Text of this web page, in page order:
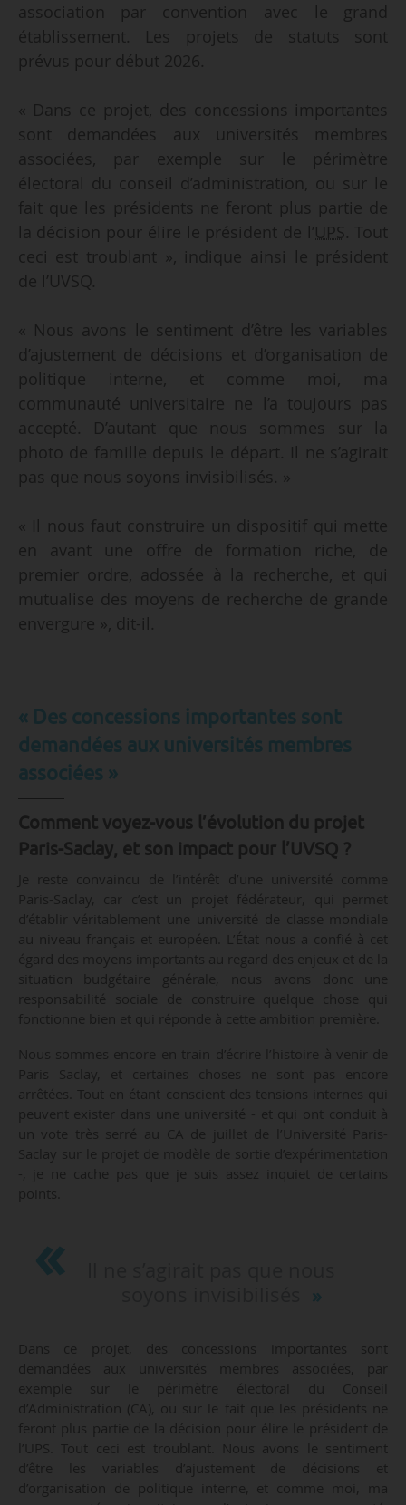
association par convention avec le grand
établissement. Les projets de statuts sont
prévus pour début 2026.
« Dans ce projet, des concessions importantes
sont demandées aux universités membres
associées, par exemple sur le périmètre
électoral du conseil d’administration, ou sur le
fait que les présidents ne feront plus partie de
la décision pour élire le président de l’UPS. Tout
ceci est troublant », indique ainsi le président
de l’UVSQ.
« Nous avons le sentiment d’être les variables
d’ajustement de décisions et d’organisation de
politique interne, et comme moi, ma
communauté universitaire ne l’a toujours pas
accepté. D’autant que nous sommes sur la
photo de famille depuis le départ. Il ne s’agirait
pas que nous soyons invisibilisés. »
« Il nous faut construire un dispositif qui mette
en avant une offre de formation riche, de
premier ordre, adossée à la recherche, et qui
mutualise des moyens de recherche de grande
envergure », dit-il.
« Des concessions importantes sont
demandées aux universités membres
associées »
Comment voyez-vous l’évolution du projet
Paris-Saclay, et son impact pour l’UVSQ ?
Je reste convaincu de l’intérêt d’une université comme
Paris-Saclay, car c’est un projet fédérateur, qui permet
d’établir véritablement une université de classe mondiale
au niveau français et européen. L’État nous a confié à cet
égard des moyens importants au regard des enjeux et de la
situation budgétaire générale, nous avons donc une
responsabilité sociale de construire quelque chose qui
fonctionne bien et qui réponde à cette ambition première.
Nous sommes encore en train d’écrire l’histoire à venir de
Paris Saclay, et certaines choses ne sont pas encore
arrêtées. Tout en étant conscient des tensions internes qui
peuvent exister dans une université - et qui ont conduit à
un vote très serré au CA de juillet de l’Université Paris-
Saclay sur le projet de modèle de sortie d’expérimentation
-, je ne cache pas que je suis assez inquiet de certains
points.
Dans ce projet, des concessions importantes sont
demandées aux universités membres associées, par
exemple sur le périmètre électoral du Conseil
d’Administration (CA), ou sur le fait que les présidents ne
feront plus partie de la décision pour élire le président de
l’UPS. Tout ceci est troublant. Nous avons le sentiment
d’être les variables d’ajustement de décisions et
d’organisation de politique interne, et comme moi, ma